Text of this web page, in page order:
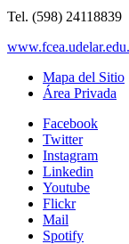
Tel. (598) 24118839
Mapa del Sitio
Área Privada
Facebook
Twitter
Instagram
Linkedin
Youtube
Flickr
Mail
Spotify